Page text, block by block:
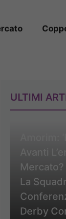
ULTIMI
Avanti
La
Derby